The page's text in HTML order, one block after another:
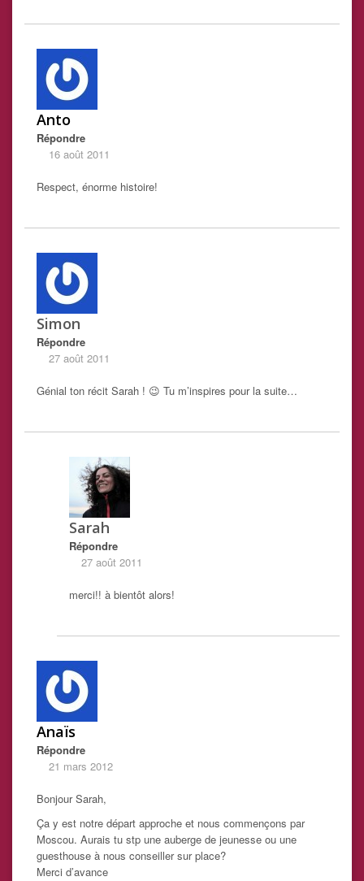
Anto
Répondre
16 août 2011
Respect, énorme histoire!
Simon
Répondre
27 août 2011
Génial ton récit Sarah ! 😉 Tu m’inspires pour la suite…
Sarah
Répondre
27 août 2011
merci!! à bientôt alors!
Anaïs
Répondre
21 mars 2012
Bonjour Sarah,
Ça y est notre départ approche et nous commençons par
Moscou. Aurais tu stp une auberge de jeunesse ou une
guesthouse à nous conseiller sur place?
Merci d’avance